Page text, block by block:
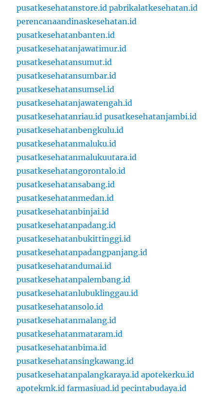
pusatkesehatanstore.id pabrikalatkesehatan.id
perencanaandinaskesehatan.id
pusatkesehatanbanten.id
pusatkesehatanjawatimur.id
pusatkesehatansumut.id
pusatkesehatansumbar.id
pusatkesehatansumsel.id
pusatkesehatanjawatengah.id
pusatkesehatanriau.id pusatkesehatanjambi.id
pusatkesehatanbengkulu.id
pusatkesehatanmaluku.id
pusatkesehatanmalukuutara.id
pusatkesehatangorontalo.id
pusatkesehatansabang.id
pusatkesehatanmedan.id
pusatkesehatanbinjai.id
pusatkesehatanpadang.id
pusatkesehatanbukittinggi.id
pusatkesehatanpadangpanjang.id
pusatkesehatandumai.id
pusatkesehatanpalembang.id
pusatkesehatanlubuklinggau.id
pusatkesehatansolo.id
pusatkesehatanmalang.id
pusatkesehatanmataram.id
pusatkesehatanbima.id
pusatkesehatansingkawang.id
pusatkesehatanpalangkaraya.id apotekerku.id
apotekmk.id farmasiuad.id pecintabudaya.id